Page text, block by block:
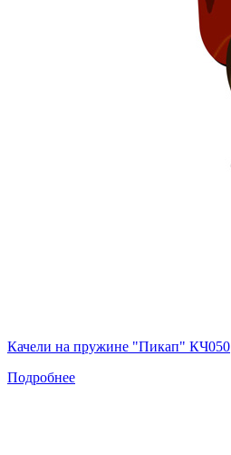
Качели на пружине "Пикап" КЧ050
Подробнее